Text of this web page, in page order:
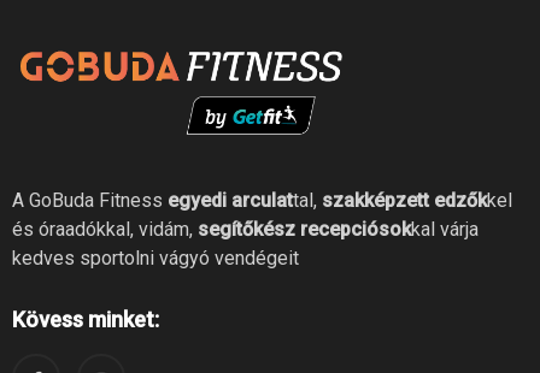
A GoBuda Fitness egyedi arculattal, szakképzett edzőkkel
és óraadókkal, vidám, segítőkész recepciósokkal várja
kedves sportolni vágyó vendégeit
Kövess minket: